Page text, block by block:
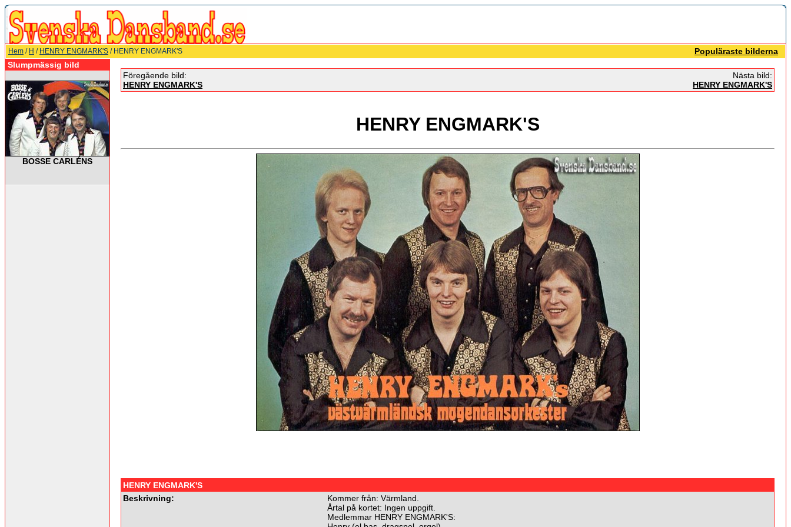
Hem / H / HENRY ENGMARK'S / HENRY ENGMARK'S
Populäraste bilderna
Slumpmässig bild
BOSSE CARLÉNS
Föregående bild:
HENRY ENGMARK'S
Nästa bild:
HENRY ENGMARK'S
HENRY ENGMARK'S
HENRY ENGMARK'S
Beskrivning:
Kommer från: Värmland.
Årtal på kortet: Ingen uppgift.
Medlemmar HENRY ENGMARK'S: